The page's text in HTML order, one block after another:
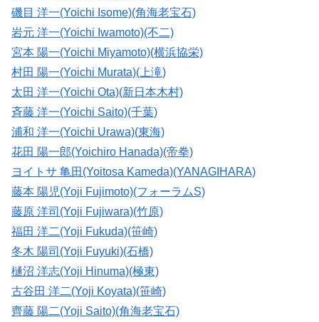
磯目 洋一(Yoichi Isome)(角海老宝石)
岩元 洋一(Yoichi Iwamoto)(不二)
宮本 陽一(Yoichi Miyamoto)(横浜協栄)
村田 陽一(Yoichi Murata)(上滝)
太田 洋一(Yoichi Ota)(新日本木村)
斉藤 洋一(Yoichi Saito)(千葉)
浦和 洋一(Yoichi Urawa)(東海)
花田 陽一郎(Yoichiro Hanada)(帝拳)
ヨイトサ 亀田(Yoitosa Kameda)(YANAGIHARA)
藤本 陽児(Yoji Fujimoto)(フォーラムS)
藤原 洋司(Yoji Fujiwara)(竹原)
福田 洋二(Yoji Fukuda)(笹崎)
冬木 陽司(Yoji Fuyuki)(石橋)
樋沼 洋志(Yoji Hinuma)(極東)
古谷田 洋二(Yoji Koyata)(笹崎)
齊藤 陽二(Yoji Saito)(角海老宝石)